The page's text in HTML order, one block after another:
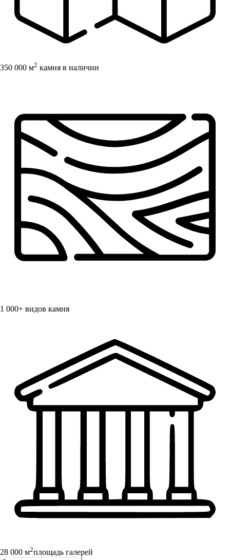
350 000 м2 камня в наличии
1 000+ видов камня
28 000 м2площадь галерей